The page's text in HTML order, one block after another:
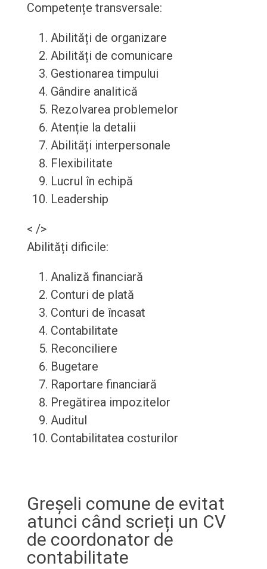
Competențe transversale:
Abilități de organizare
Abilități de comunicare
Gestionarea timpului
Gândire analitică
Rezolvarea problemelor
Atenție la detalii
Abilități interpersonale
Flexibilitate
Lucrul în echipă
Leadership
< />
Abilități dificile:
Analiză financiară
Conturi de plată
Conturi de încasat
Contabilitate
Reconciliere
Bugetare
Raportare financiară
Pregătirea impozitelor
Auditul
Contabilitatea costurilor
Greșeli comune de evitat
atunci când scrieți un CV
de coordonator de
contabilitate